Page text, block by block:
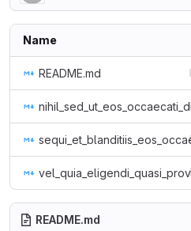
Name
README.md
README.md